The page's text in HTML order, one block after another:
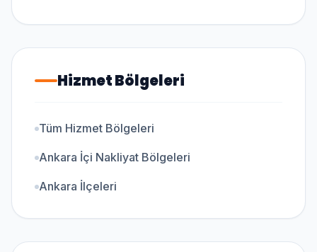
Hizmet Bölgeleri
Tüm Hizmet Bölgeleri
Ankara İçi Nakliyat Bölgeleri
Ankara İlçeleri